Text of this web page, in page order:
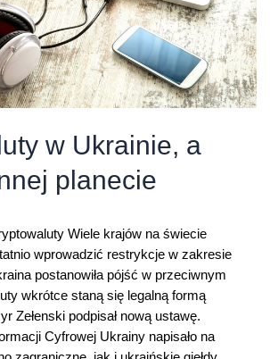
w Ukrainie, a
planecie
Wiele krajów na świecie
wprowadzić restrykcje w zakresie
postanowiła pójść w przeciwnym
wkrótce staną się legalną formą
Zełenski podpisał nową ustawę.
Cyfrowej Ukrainy napisało na